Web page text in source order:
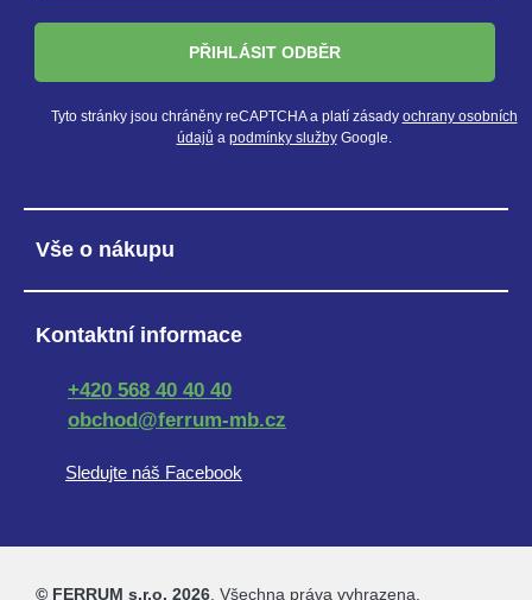
PŘIHLÁSIT ODBĚR
Tyto stránky jsou chráněny reCAPTCHA a platí zásady ochrany osobních
údajů a podmínky službyGoogle.
Vše o nákupu
Kontaktní informace
+420 568 40 40 40
obchod@ferrum-mb.cz
Sledujte náš Facebook
© FERRUM s.r.o. 2026. Všechna práva vyhrazena.